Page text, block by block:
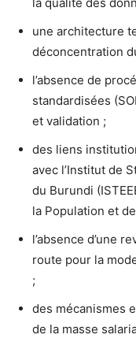
une architecture
déconcentration
l’absence de
standardisées
et validation ;
des liens
avec l’Institut de
du Burundi
la Population et de
l’absence d’une
route pour la
;
des mécanismes
de la masse